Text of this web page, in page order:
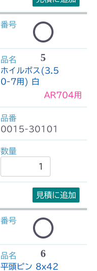
5
ホイルボス(3.5
0-7用) 白
AR704用
0015-30101
見積に追加
6
平頭ピン 8x42